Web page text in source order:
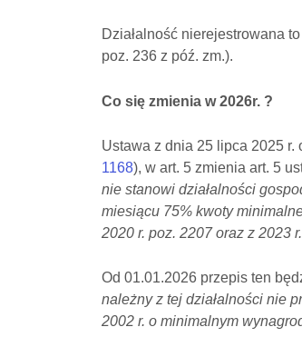
Działalność nierejestrowana
poz. 236 z póź. zm.).
Co się zmienia w 2026r. ?
Ustawa z dnia 25 lipca 2025
1168), w art. 5 zmienia art. 5
nie stanowi działalności
miesiącu 75% kwoty
2020 r. poz. 2207 oraz z 2023
Od 01.01.2026 przepis ten
należny z tej działalności nie
2002 r. o minimalnym